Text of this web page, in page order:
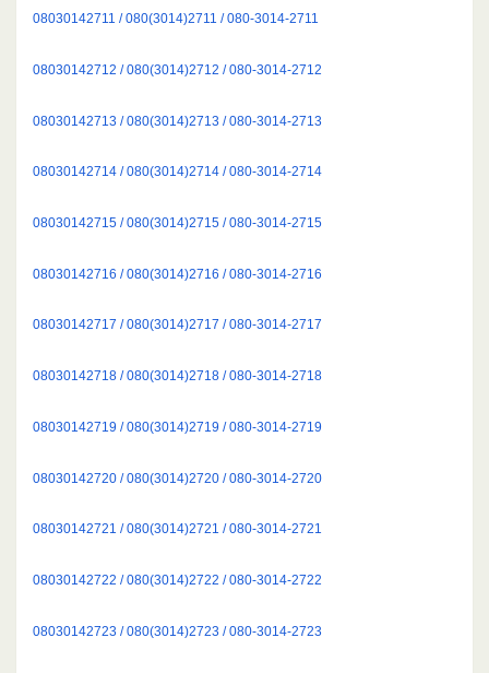
08030142711 / 080(3014)2711 / 080-3014-2711
08030142712 / 080(3014)2712 / 080-3014-2712
08030142713 / 080(3014)2713 / 080-3014-2713
08030142714 / 080(3014)2714 / 080-3014-2714
08030142715 / 080(3014)2715 / 080-3014-2715
08030142716 / 080(3014)2716 / 080-3014-2716
08030142717 / 080(3014)2717 / 080-3014-2717
08030142718 / 080(3014)2718 / 080-3014-2718
08030142719 / 080(3014)2719 / 080-3014-2719
08030142720 / 080(3014)2720 / 080-3014-2720
08030142721 / 080(3014)2721 / 080-3014-2721
08030142722 / 080(3014)2722 / 080-3014-2722
08030142723 / 080(3014)2723 / 080-3014-2723